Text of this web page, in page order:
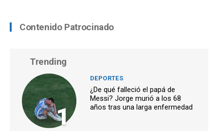
Contenido Patrocinado
Trending
1
DEPORTES
¿De qué falleció el papá de
Messi? Jorge murió a los 68
años tras una larga enfermedad